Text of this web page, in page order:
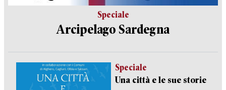
Speciale
Arcipelago Sardegna
Speciale
Una città e le sue storie